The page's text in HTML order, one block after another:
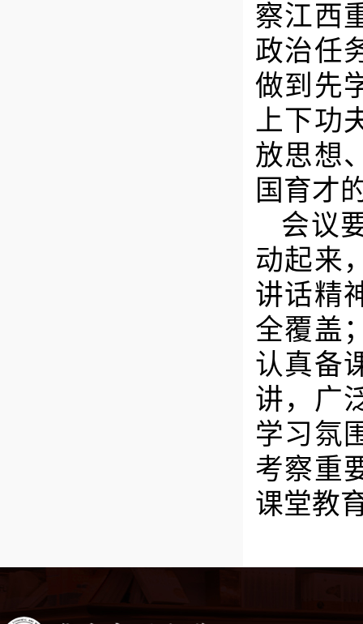
察江西
政治任
做到先
上下功
放思想
国育才
会议
动起来
讲话精
全覆盖
认真备
讲，广
学习氛
考察重
课堂教